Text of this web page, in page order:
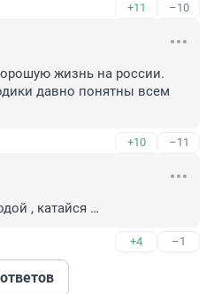
+11 –10
жизнь на россии.
давно понятны всем
+10 –11
, катайся …
+4 –1